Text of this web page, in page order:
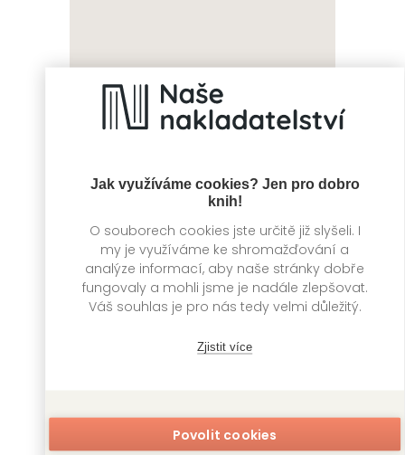
Jak využíváme cookies? Jen pro dobro
knih!
O souborech cookies jste určitě již slyšeli. I
my je využíváme ke shromažďování a
analýze informací, aby naše stránky dobře
fungovaly a mohli jsme je nadále zlepšovat.
Váš souhlas je pro nás tedy velmi důležitý.
Zjistit více
Povolit cookies
Skleněný les
Ellison Cooper